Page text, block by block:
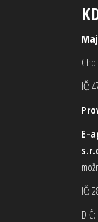
IČ:
E-
IČ: